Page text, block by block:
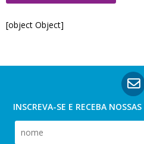
[object Object]
INSCREVA-SE E RECEBA NOSSAS